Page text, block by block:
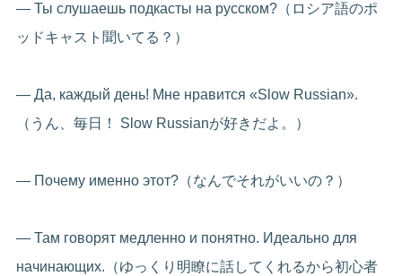
— Ты слушаешь подкасты на русском?（ロシア語のポ
ッドキャスト聞いてる？）
— Да, каждый день! Мне нравится «Slow Russian».
（うん、毎日！ Slow Russianが好きだよ。）
— Почему именно этот?（なんでそれがいいの？）
— Там говорят медленно и понятно. Идеально для
начинающих.（ゆっくり明瞭に話してくれるから初心者